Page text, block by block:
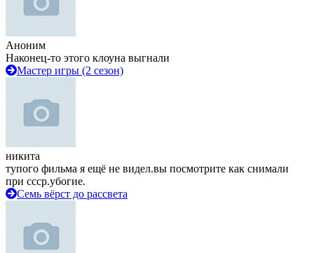
Аноним
Наконец-то этого клоуна выгнали
Мастер игры (2 сезон)
никита
тупого фильма я ещё не видел.вы посмотрите как снимали
при ссср.убогие.
Семь вёрст до рассвета